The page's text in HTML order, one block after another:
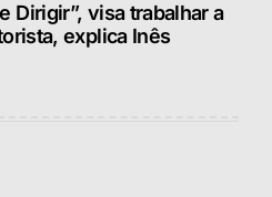
Dirigir”, visa trabalhar a
explica Inês